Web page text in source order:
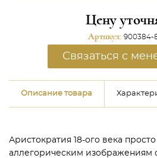
Цену
Артикул: 900384-
Связаться с
Описание товара
Аристократия 18-ого века
аллегорическим изображениям